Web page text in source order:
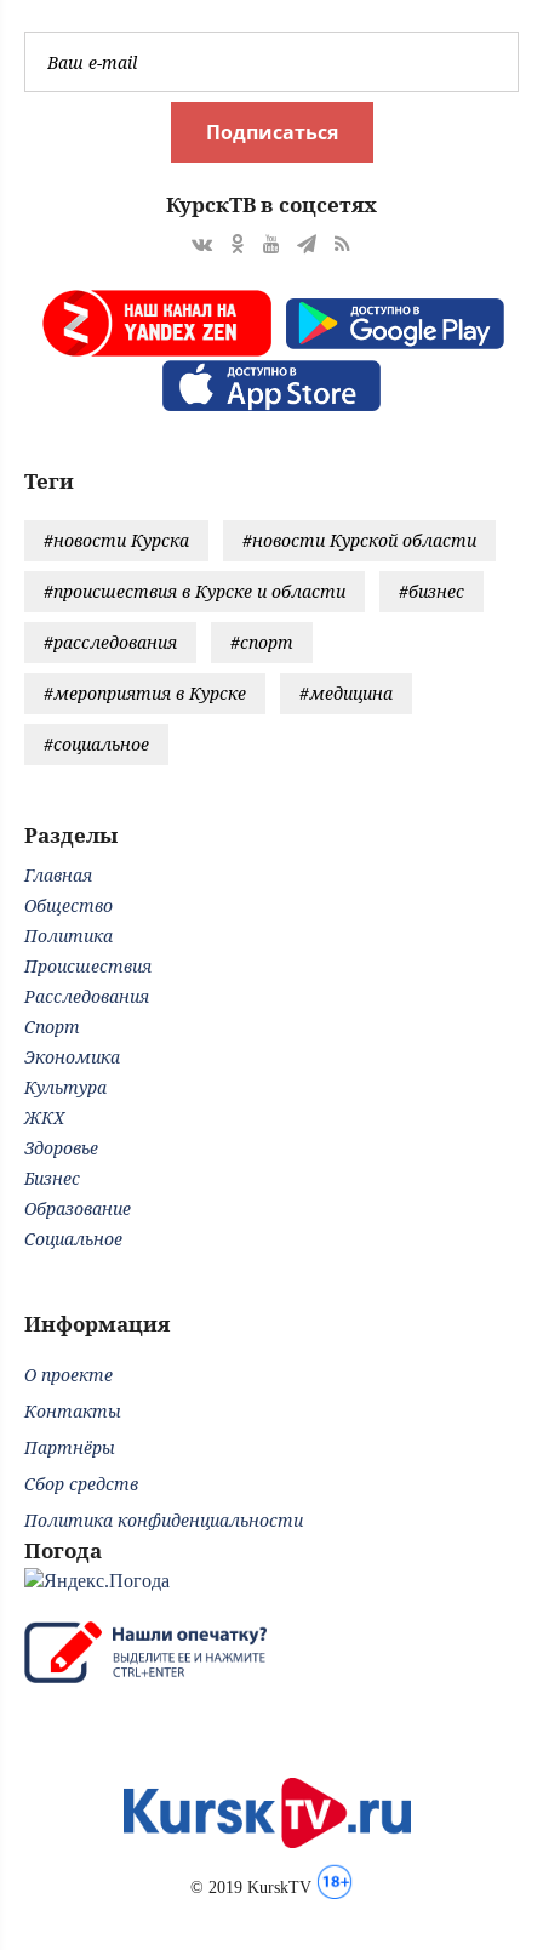
Подписаться
КурскТВ в соцсетях
Теги
#новости Курска #новости Курской области
#происшествия в Курске и области #бизнес
#расследования #спорт
#мероприятия в Курске #медицина
#социальное
Разделы
Главная
Общество
Политика
Происшествия
Расследования
Спорт
Экономика
Культура
ЖКХ
Здоровье
Бизнес
Образование
Социальное
Информация
О проекте
Контакты
Партнёры
Сбор средств
Политика конфиденциальности
Погода
© 2019 KurskTV